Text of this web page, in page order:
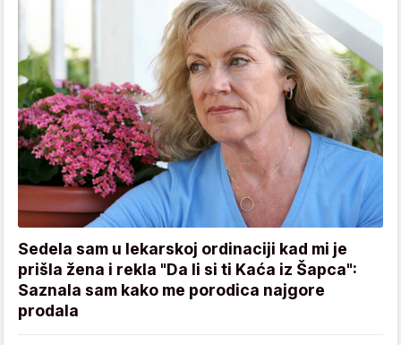
Sedela sam u lekarskoj ordinaciji kad mi je
prišla žena i rekla "Da li si ti Kaća iz Šapca":
Saznala sam kako me porodica najgore
prodala